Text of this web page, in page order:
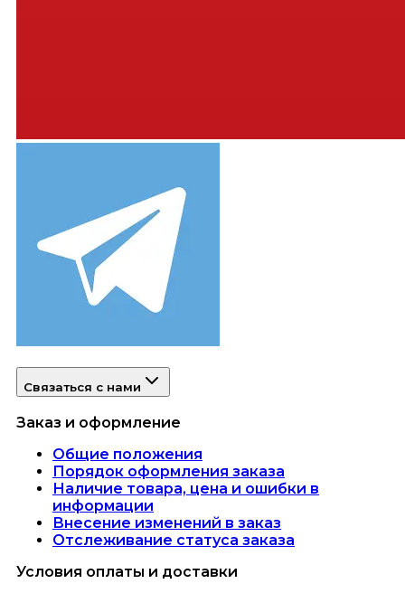
Связаться с нами
Заказ и оформление
Общие положения
Порядок оформления заказа
Наличие товара, цена и ошибки в
информации
Внесение изменений в заказ
Отслеживание статуса заказа
Условия оплаты и доставки